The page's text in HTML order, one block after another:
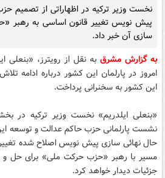
نخست وزیر ترکیه در اظهاراتی از تصمیم
پیش‌ نویس تغییر قانون اساسی به رهبر
سازی آن خبر داد.
به گزارش مشرق به نقل از رویترز، «بنعلی
امروز در پارلمان این کشور درباره ادامه
این کشور به سخنرانی پرداخت.
«بنعلی ایلدریم» نخست وزیر ترکیه در
نشست پارلمانی حزب حاکم عدالت و توسعه
حال نهائی سازی پیش‌ نویس اصلاح شده‌
مسیر با رهبر «حزب حرکت ملی» برای حل و
جزئیات دیدار خواهد کرد.